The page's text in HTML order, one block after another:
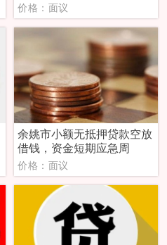
价格：面议
余姚市小额无抵押贷款空放
借钱，资金短期应急周
价格：面议